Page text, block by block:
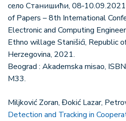
село Станишићи,
of Papers – 8th International
Electronic and Computing
Ethno willage Stanišići, Republic
Herzegovina, 2021.
Beograd : Akademska misao,
M33.
Miljković Zoran, Đokić Lazar,
Detection and Tracking in